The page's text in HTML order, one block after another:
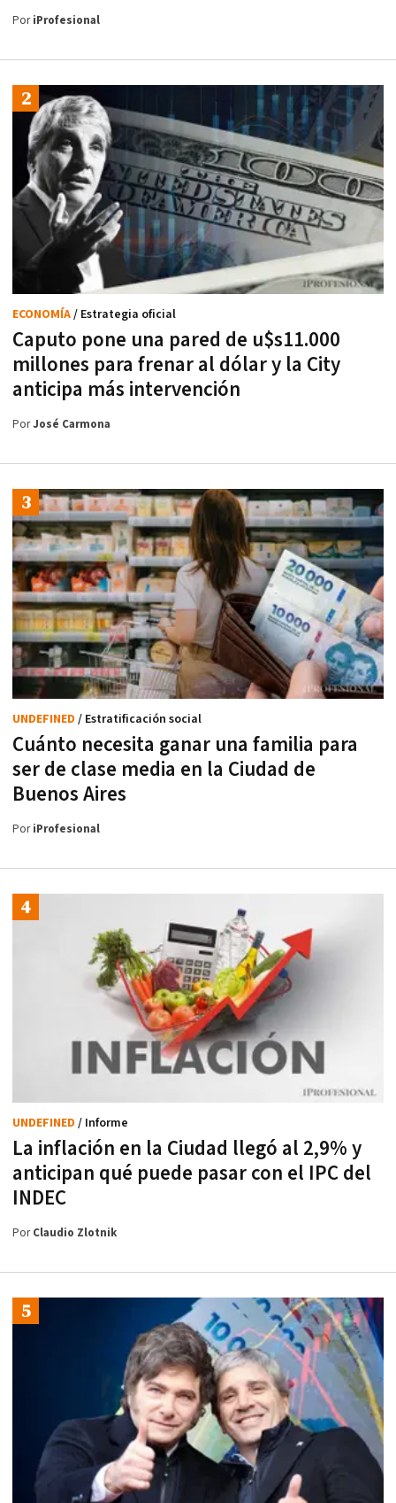
PoriProfesional
Caputo pone una pared de u$s11.000
millones para frenar al dólar y la City
anticipa más intervención
ECONOMÍA/ Estrategia oficial
PorJosé Carmona
Cuánto necesita ganar una familia para
ser de clase media en la Ciudad de
Buenos Aires
UNDEFINED / Estratificación social
PoriProfesional
La inflación en la Ciudad llegó al 2,9% y
anticipan qué puede pasar con el IPC del
INDEC
UNDEFINED / Informe
PorClaudio Zlotnik